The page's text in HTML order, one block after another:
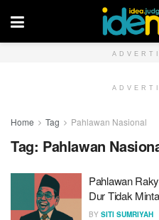
Home Tag Pahlawan Nasional
Tag: Pahlawan
Pahlawan
Dur Tidak
BY SITI SUMRIYAH